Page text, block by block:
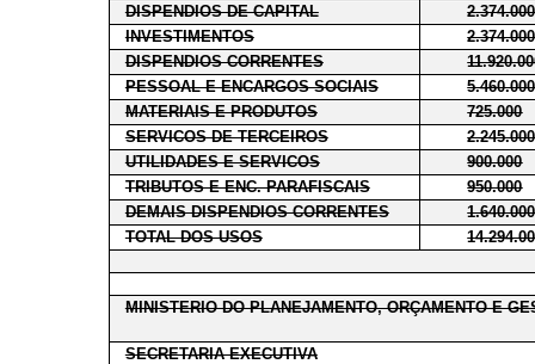
DISPENDIOS DE CAPITAL
2.374.000
INVESTIMENTOS
2.374.000
DISPENDIOS CORRENTES
PESSOAL E ENCARGOS SOCIAIS
5.460.000
MATERIAIS E PRODUTOS
725.000
SERVICOS DE TERCEIROS
2.245.000
UTILIDADES E SERVICOS
900.000
TRIBUTOS E ENC. PARAFISCAIS
950.000
DEMAIS DISPENDIOS CORRENTES
1.640.000
TOTAL DOS USOS
MINISTERIO DO PLANEJAMENTO, ORÇAMENTO E
SECRETARIA EXECUTIVA